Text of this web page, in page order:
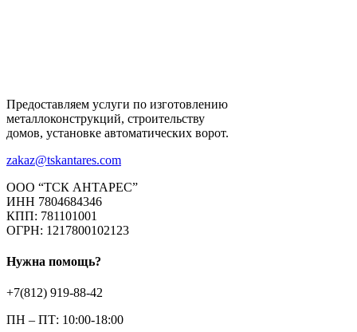
Предоставляем услуги по изготовлению
металлоконструкций, строительству
домов, установке автоматических ворот.
zakaz@tskantares.com
ООО “ТСК АНТАРЕС”
ИНН 7804684346
КПП: 781101001
ОГРН: 1217800102123
Нужна помощь?
+7(812) 919-88-42
ПН – ПТ: 10:00-18:00